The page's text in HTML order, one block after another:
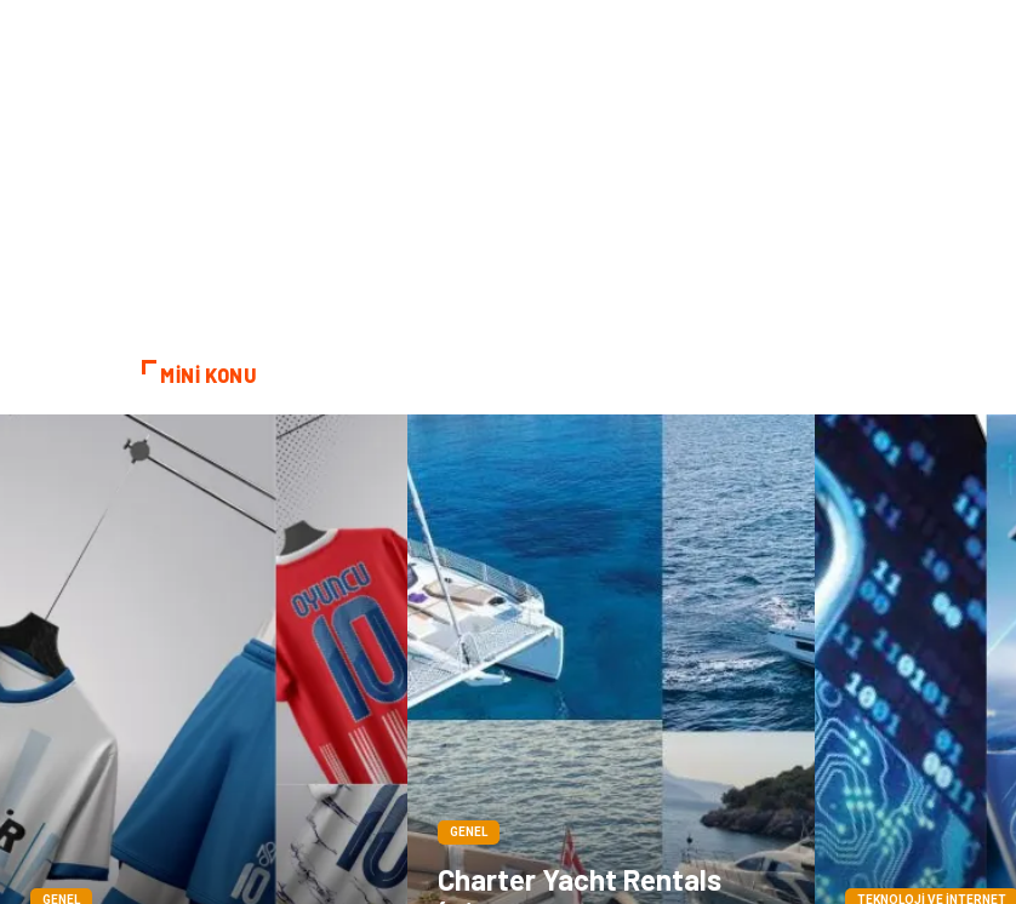
MİNİ KONU
GENEL
GENEL
Charter Yacht Rentals
TEKNOLOJI VE İNTERNET